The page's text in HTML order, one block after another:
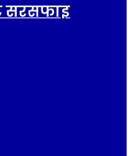
सरसफाइ